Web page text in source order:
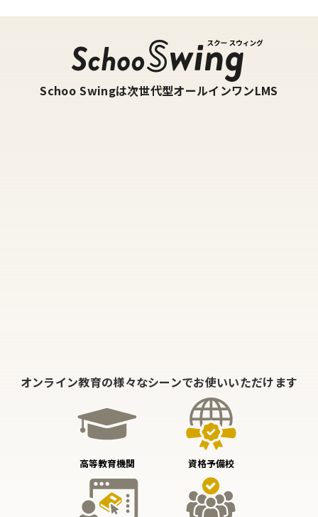
Schoo Swingは次世代型オールインワンLMS
オンライン教育の様々なシーンでお使いいただけます
高等教育機関 資格予備校